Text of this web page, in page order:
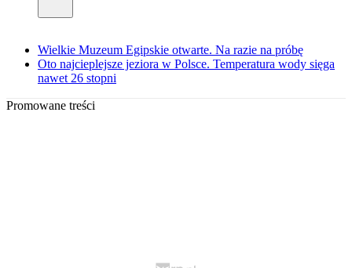
Wielkie Muzeum Egipskie otwarte. Na razie na próbę
Oto najcieplejsze jeziora w Polsce. Temperatura wody sięga
nawet 26 stopni
Promowane treści